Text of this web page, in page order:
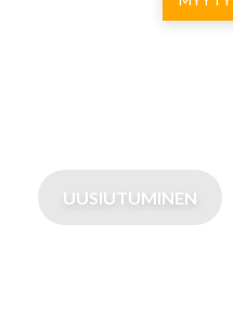
UUSIUTUMINEN